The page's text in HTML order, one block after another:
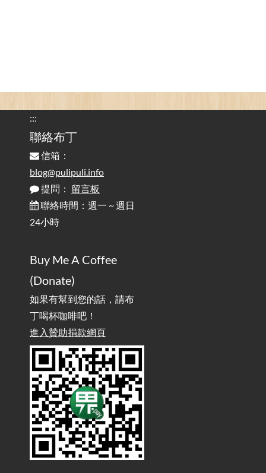
實作相容OpenAI API，但背後不是OpenAI的API服
務 / Implementing OpenAI API-Compatible Services, But Not
Powered by OpenAI
雜談：生活小技巧之用魔鬼氈避免機車鑰匙脫落吧
/ Talk: Use Velcro to Prevent Your Motorcycle Key From Falling
Home Is More Than Just an Ad Blocker
:::
聯絡布丁
信箱：
blog@pulipuli.info
提問： 留言板
聯絡時間：週一 ~ 週日
24小時
Buy Me A Coffee
(Donate)
如果有幫到您的話，請布
丁喝杯咖啡吧！
進入贊助捐款網頁